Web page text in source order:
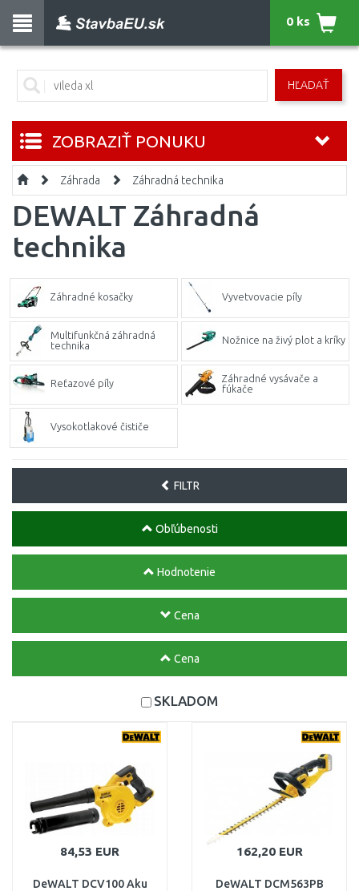
HĽADAŤ
0 ks
ZOBRAZIŤ PONUKU
Záhrada Záhradná technika
DEWALT Záhradná
technika
Záhradné kosačky Vyvetvovacie píly
Multifunkčná záhradná
technika
Nožnice na živý plot a kríky
Reťazové píly
Záhradné vysávače a
fúkače
Vysokotlakové čističe
FILTR
Obľúbenosti
Hodnotenie
Cena
Cena
SKLADOM
84,53 EUR
DeWALT DCV100 Aku
162,20 EUR
DeWALT DCM563PB